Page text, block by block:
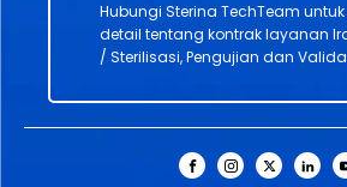
Hubungi Sterina TechTeam
detail tentang kontrak layanan
/ Sterilisasi, Pengujian dan